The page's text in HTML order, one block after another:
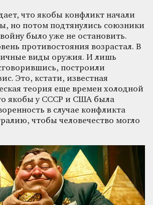
что якобы конфликт начали
но потом подтянулись союзники
было уже не остановить.
противостояния возрастал. В
виды оружия. И лишь
построили
Это, кстати, известная
теория еще времен холодной
якобы у СССР и США была
в случае конфликта
чтобы человечество могло